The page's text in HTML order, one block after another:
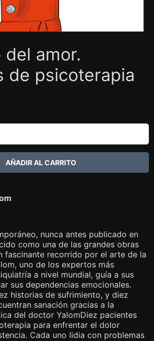
del amor.
de psicoterapia
nunca antes publicado en
como una de las grandes obras
fascinante recorrido por el arte de la
uno de los expertos más
a nivel mundial, guía a sus
sus dependencias emocionales.
historias de sufrimiento, y diez
sanación gracias a la
del doctor YalomDiez pacientes
para enfrentar el dolor
Cada uno lidia con problemas